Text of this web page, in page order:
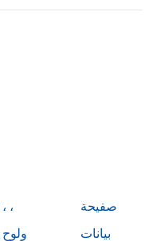
المنتج ، ،
ولوح
صفيحة
بيانات